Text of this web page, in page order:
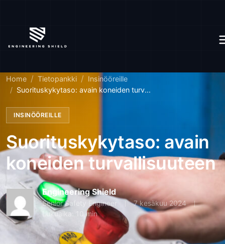
Home Tietopankki
Insinööreille
Suorituskykytaso: avain koneiden turv...
INSINÖÖREILLE
Suorituskykytaso: avain
koneiden turvallisuuteen
Engineering Shield
Senior Safety Engineer
7 kesäkuu 2024
Lukuaika: 10 min